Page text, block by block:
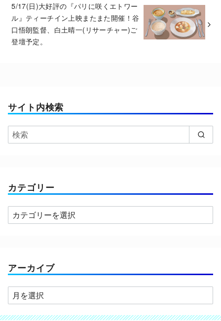
5/17(日)大好評の『パリに咲くエトワー
ル』ティーチイン上映またまた開催！谷
口悟朗監督、白土晴一(リサーチャー)ご
登壇予定。
サイト内検索
カテゴリー
カ
テ
ー
アーカイブ
ア
ー